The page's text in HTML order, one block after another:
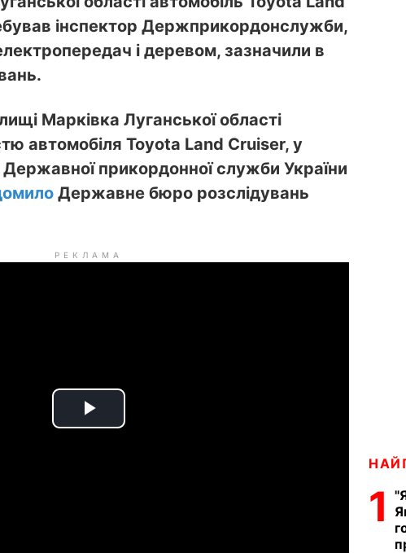
інспектор Держприкордонслужби,
і деревом, зазначили в
Марківка Луганської області
автомобіля Toyota Land Cruiser, у
прикордонної служби України
Державне бюро розслідувань
РЕКЛАМА
P
1